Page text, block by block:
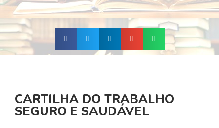
CARTILHA DO TRABALHO
SEGURO E SAUDÁVEL